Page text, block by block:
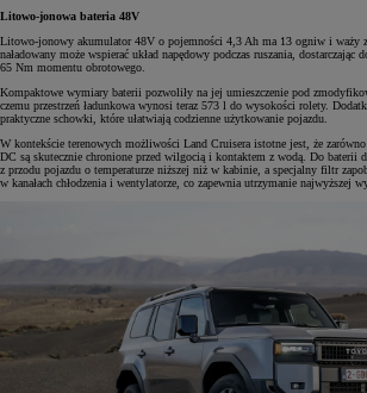
Litowo-jonowa bateria 48V
Litowo-jonowy akumulator 48V o pojemności 4,3 Ah ma 13 ogniw i waży
naładowany może wspierać układ napędowy podczas ruszania,
65 Nm momentu obrotowego.
Kompaktowe wymiary baterii pozwoliły na jej umieszczenie pod
czemu przestrzeń ładunkowa wynosi teraz 573 l do wysokości rolety.
praktyczne schowki, które ułatwiają codzienne użytkowanie pojazdu.
W kontekście terenowych możliwości Land Cruisera istotne jest, że
DC są skutecznie chronione przed wilgocią i kontaktem z wodą. Do baterii
z przodu pojazdu o temperaturze niższej niż w kabinie, a specjalny filtr
w kanałach chłodzenia i wentylatorze, co zapewnia utrzymanie najwyższej